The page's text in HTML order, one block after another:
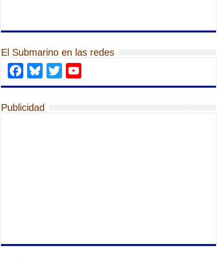
El Submarino en las redes
Facebook
Bluesky
Twitter
Publicidad